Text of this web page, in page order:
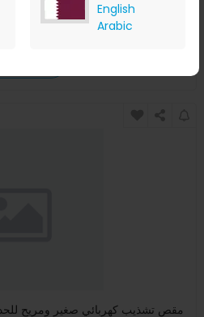
English
Arabic
Cashback
مقص تشذيب كهربائي صغير ومريح